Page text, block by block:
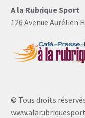
A la Rubrique Sport
126 Avenue Aurélien
© Tous droits